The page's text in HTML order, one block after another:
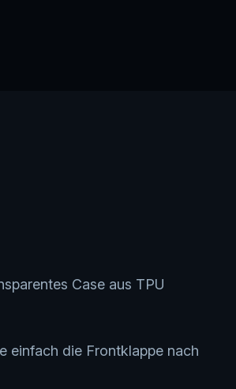
Case aus TPU
einfach die Frontklappe nach